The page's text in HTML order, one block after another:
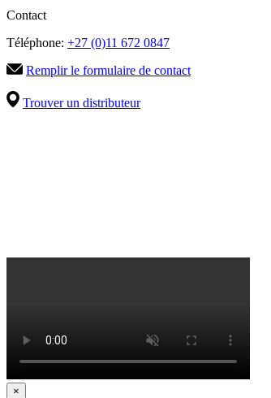
Contact
Téléphone: +27 (0)11 672 0847
Remplir le formulaire de contact
Trouver un distributeur
×